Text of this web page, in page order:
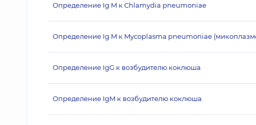
Определение Ig M к Chlamydia pneumoniae
Определение Ig M к Mycoplasma pneumoniae
Определение IgG к возбудителю коклюша
Определение IgM к возбудителю коклюша